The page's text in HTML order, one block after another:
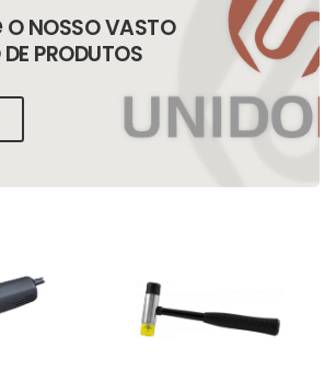
O NOSSO VASTO
PRODUTOS